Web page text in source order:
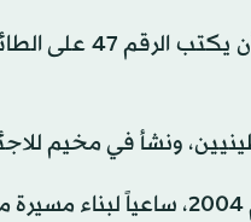
ونشأ في مخيم